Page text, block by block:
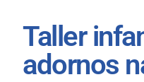
manualidades
Taller
adornos